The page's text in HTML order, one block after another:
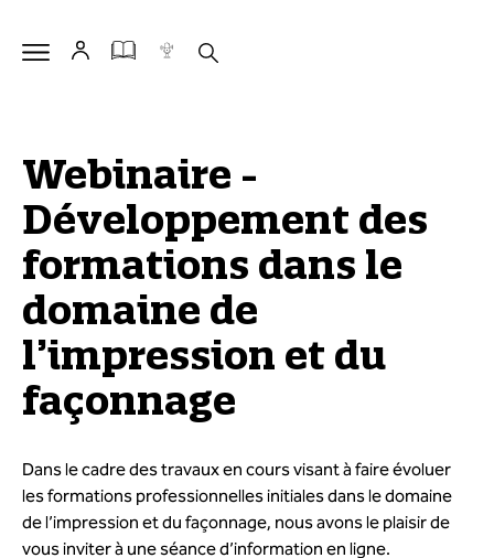
Webinaire -
Développement des
formations dans le
domaine de
l’impression et du
façonnage
Dans le cadre des travaux en cours visant à faire évoluer
les formations professionnelles initiales dans le domaine
de l’impression et du façonnage, nous avons le plaisir de
vous inviter à une séance d’information en ligne.